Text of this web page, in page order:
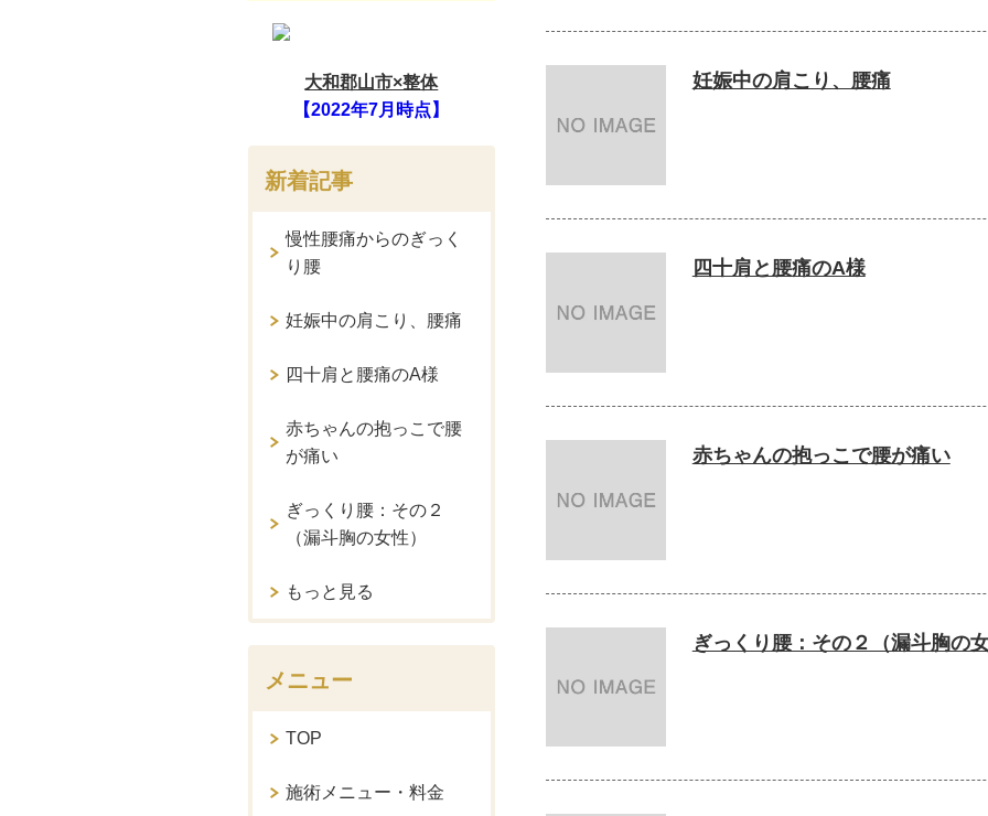
妊娠中の肩こり、腰痛
四十肩と腰痛のA様
赤ちゃんの抱っこで腰が痛い
ぎっくり腰：その２（漏斗胸の
大和郡山市×整体
【2022年7月時点】
新着記事
慢性腰痛からのぎっく
り腰
妊娠中の肩こり、腰痛
四十肩と腰痛のA様
赤ちゃんの抱っこで腰
が痛い
ぎっくり腰：その２
（漏斗胸の女性）
もっと見る
メニュー
TOP
施術メニュー・料金